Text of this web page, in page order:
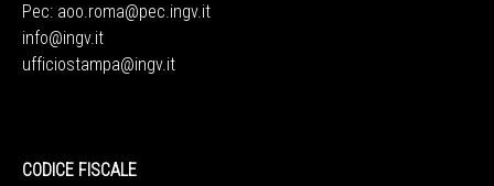
Pec: aoo.roma@pec.ingv.it
info@ingv.it
ufficiostampa@ingv.it
CODICE FISCALE